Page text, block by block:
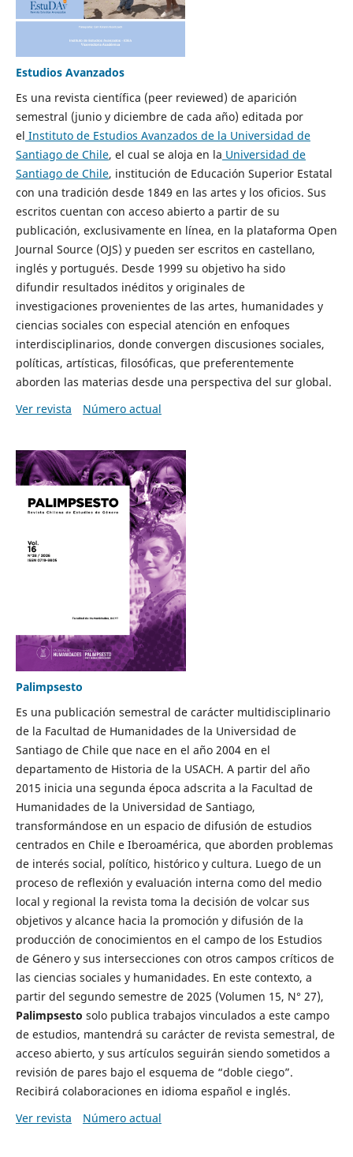
Estudios Avanzados
Es una revista científica (peer reviewed) de aparición
semestral (junio y diciembre de cada año) editada por
el Instituto de Estudios Avanzados de la Universidad de
Santiago de Chile, el cual se aloja en la Universidad de
Santiago de Chile, institución de Educación Superior Estatal
con una tradición desde 1849 en las artes y los oficios. Sus
escritos cuentan con acceso abierto a partir de su
publicación, exclusivamente en línea, en la plataforma Open
Journal Source (OJS) y pueden ser escritos en castellano,
inglés y portugués. Desde 1999 su objetivo ha sido
difundir resultados inéditos y originales de
investigaciones provenientes de las artes, humanidades y
ciencias sociales con especial atención en enfoques
interdisciplinarios, donde convergen discusiones sociales,
políticas, artísticas, filosóficas, que preferentemente
aborden las materias desde una perspectiva del sur global.
Ver revista
Número actual
Palimpsesto
Es una publicación semestral de carácter multidisciplinario
de la Facultad de Humanidades de la Universidad de
Santiago de Chile que nace en el año 2004 en el
departamento de Historia de la USACH. A partir del año
2015 inicia una segunda época adscrita a la Facultad de
Humanidades de la Universidad de Santiago,
transformándose en un espacio de difusión de estudios
centrados en Chile e Iberoamérica, que aborden problemas
de interés social, político, histórico y cultura. Luego de un
proceso de reflexión y evaluación interna como del medio
local y regional la revista toma la decisión de volcar sus
objetivos y alcance hacia la promoción y difusión de la
producción de conocimientos en el campo de los Estudios
de Género y sus intersecciones con otros campos críticos de
las ciencias sociales y humanidades. En este contexto, a
partir del segundo semestre de 2025 (Volumen 15, N° 27),
Palimpsesto solo publica trabajos vinculados a este campo
de estudios, mantendrá su carácter de revista semestral, de
acceso abierto, y sus artículos seguirán siendo sometidos a
revisión de pares bajo el esquema de “doble ciego”.
Recibirá colaboraciones en idioma español e inglés.
Ver revista
Número actual